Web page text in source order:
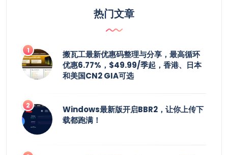
热门文章
搬瓦工最新优惠码整理与分享，最高循环
优惠6.77%，$49.99/季起，香港、日本
和美国CN2 GIA可选
Windows最新版开启BBR2，让你上传下
载都跑满！